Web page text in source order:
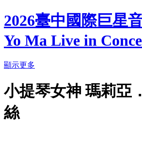
2026臺中國際巨星
Yo Ma Live in
顯示更多
小提琴女神 瑪莉亞
絲